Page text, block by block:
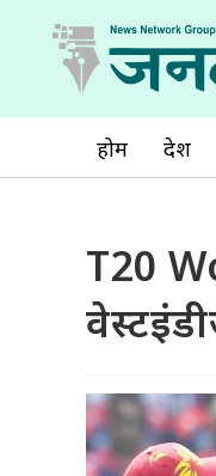
होम देश
T20